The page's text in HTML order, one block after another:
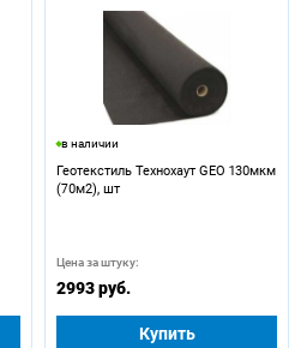
в наличии
Геотекстиль Технохаут GEO 130мкм
(70м2), шт
Цена за штуку:
2993 руб.
Купить